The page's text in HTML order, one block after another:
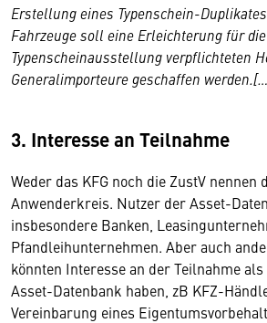
Erstellung eines Typenschein-
Fahrzeuge soll eine Erleichterung für
Typenscheinausstellung verpflichteten
Generalimporteure geschaffen
3. Interesse an Teilnahme
Weder das KFG noch die ZustV nennen
Anwenderkreis. Nutzer der Asset-
insbesondere Banken,
Pfandleihunternehmen. Aber auch
könnten Interesse an der Teilnahme
Asset-Datenbank haben, zB KFZ-
Vereinbarung eines